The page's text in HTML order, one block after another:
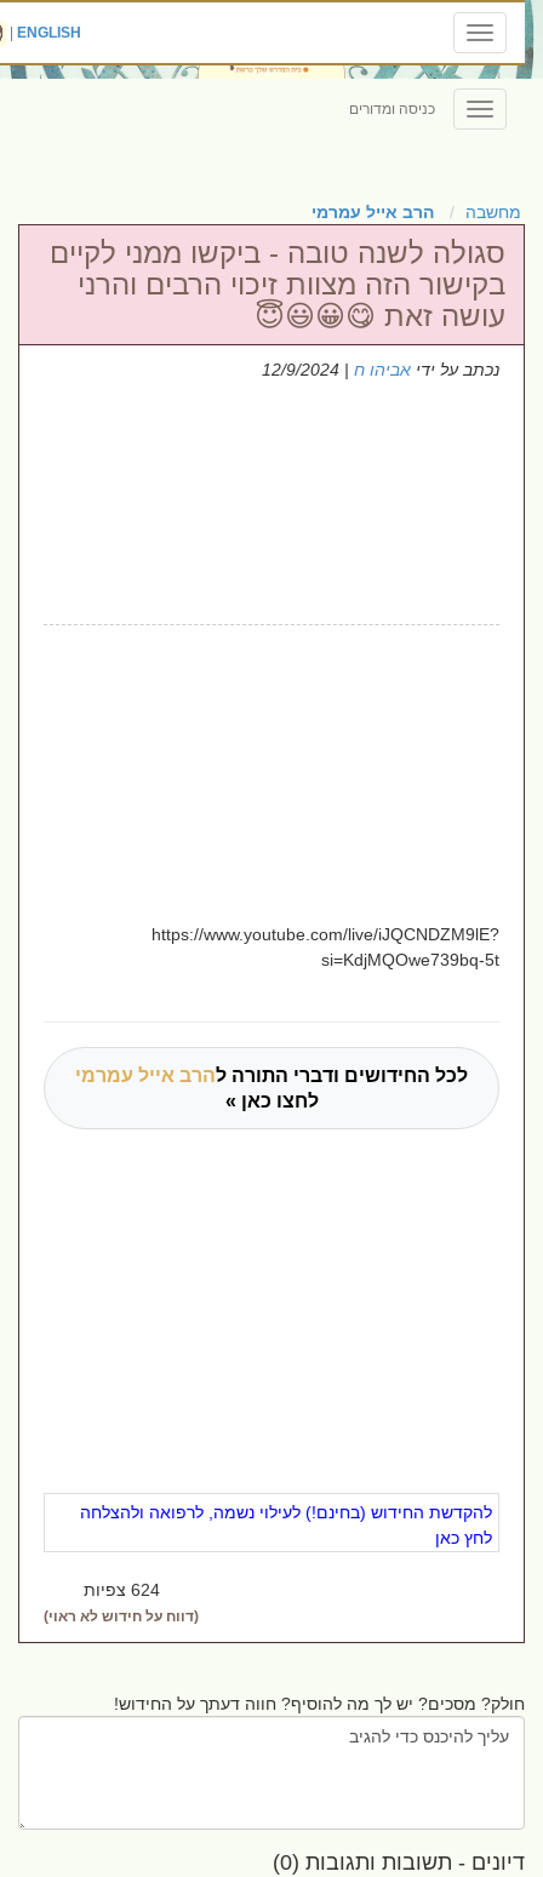
Toggle
navigation
ENGLISH
|
Toggle
navigation
כניסה ומדורים
מחשבה הרב אייל עמרמי
סגולה לשנה טובה - ביקשו ממני לקיים
בקישור הזה מצוות זיכוי הרבים והרני
עושה זאת 😋😀😃😇
נכתב על ידיאביהו ח| 12/9/2024
https://www.youtube.com/live/iJQCNDZM9lE?
si=KdjMQOwe739bq-5t
לכל החידושים ודברי התורה להרב אייל עמרמי
לחצו כאן »
להקדשת החידוש (בחינם!) לעילוי נשמה, לרפואה ולהצלחה
לחץ כאן
624 צפיות
(דווח על חידוש לא ראוי)
חולק? מסכים? יש לך מה להוסיף? חווה דעתך על החידוש!
דיונים - תשובות ותגובות (0)